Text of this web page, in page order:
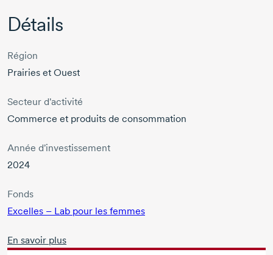
Détails
Région
Prairies et Ouest
Secteur d'activité
Commerce et produits de consommation
Année d'investissement
2024
Fonds
Excelles – Lab pour les femmes
En savoir plus